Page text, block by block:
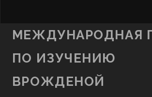
МЕЖДУНАРОДНАЯ
ПО ИЗУЧЕНИЮ
ВРОЖДЕНОЙ